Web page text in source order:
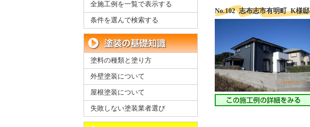
全施工例を一覧で表示する
条件を選んで検索する
塗料の種類と塗り方
外壁塗装について
屋根塗装について
失敗しない塗装業者選び
No.102 志布志市有明町 K様邸